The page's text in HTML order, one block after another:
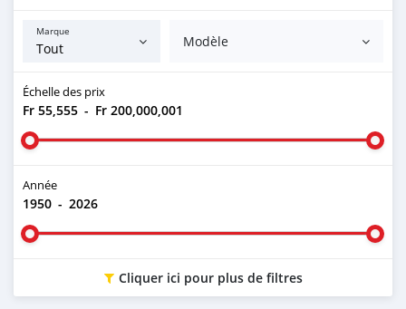
Marque
Modèle
Échelle des prix
Fr 55,555 - Fr 200,000,001
Année
1950 - 2026
Cliquer ici pour plus de filtres